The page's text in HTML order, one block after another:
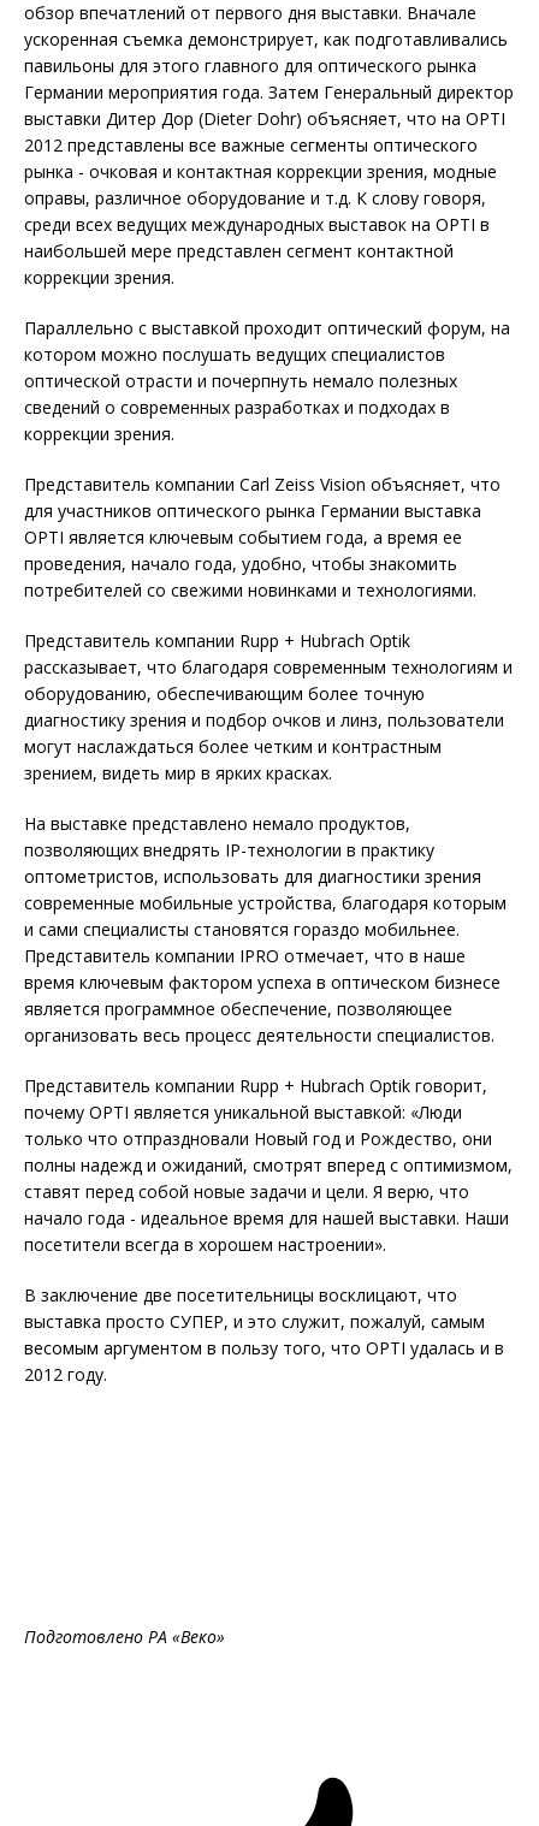
обзор впечатлений от первого дня выставки. Вначале
ускоренная съемка демонстрирует, как подготавливались
павильоны для этого главного для оптического рынка
Германии мероприятия года. Затем Генеральный директор
выставки Дитер Дор (Dieter Dohr) объясняет, что на OPTI
2012 представлены все важные сегменты оптического
рынка - очковая и контактная коррекции зрения, модные
оправы, различное оборудование и т.д. К слову говоря,
среди всех ведущих международных выставок на OPTI в
наибольшей мере представлен сегмент контактной
коррекции зрения.
Параллельно с выставкой проходит оптический форум, на
котором можно послушать ведущих специалистов
оптической отрасти и почерпнуть немало полезных
сведений о современных разработках и подходах в
коррекции зрения.
Представитель компании Carl Zeiss Vision объясняет, что
для участников оптического рынка Германии выставка
OPTI является ключевым событием года, а время ее
проведения, начало года, удобно, чтобы знакомить
потребителей со свежими новинками и технологиями.
Представитель компании Rupp + Hubrach Optik
рассказывает, что благодаря современным технологиям и
оборудованию, обеспечивающим более точную
диагностику зрения и подбор очков и линз, пользователи
могут наслаждаться более четким и контрастным
зрением, видеть мир в ярких красках.
На выставке представлено немало продуктов,
позволяющих внедрять IP-технологии в практику
оптометристов, использовать для диагностики зрения
современные мобильные устройства, благодаря которым
и сами специалисты становятся гораздо мобильнее.
Представитель компании IPRO отмечает, что в наше
время ключевым фактором успеха в оптическом бизнесе
является программное обеспечение, позволяющее
организовать весь процесс деятельности специалистов.
Представитель компании Rupp + Hubrach Optik говорит,
почему OPTI является уникальной выставкой: «Люди
только что отпраздновали Новый год и Рождество, они
полны надежд и ожиданий, смотрят вперед с оптимизмом,
ставят перед собой новые задачи и цели. Я верю, что
начало года - идеальное время для нашей выставки. Наши
посетители всегда в хорошем настроении».
В заключение две посетительницы восклицают, что
выставка просто СУПЕР, и это служит, пожалуй, самым
весомым аргументом в пользу того, что OPTI удалась и в
2012 году.
Подготовлено РА «Веко»